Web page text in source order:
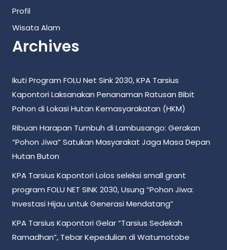
Profil
Wisata Alam
Archives
Ikuti Program FOLU Net Sink 2030, KPA Tarsius
Kapontori Laksanakan Penanaman Ratusan Bibit
Pohon di Lokasi Hutan Kemasyarakatan (HKM)
Ribuan Harapan Tumbuh di Lambusango: Gerakan
“Pohon Jiwa” Satukan Masyarakat Jaga Masa Depan
Hutan Buton
KPA Tarsius Kapontori Lolos seleksi small grant
program FOLU NET SINK 2030, Usung “Pohon Jiwa:
Investasi Hijau untuk Generasi Mendatang”
KPA Tarsius Kapontori Gelar “Tarsius Sedekah
Ramadhan”, Tebar Kepedulian di Watumotobe